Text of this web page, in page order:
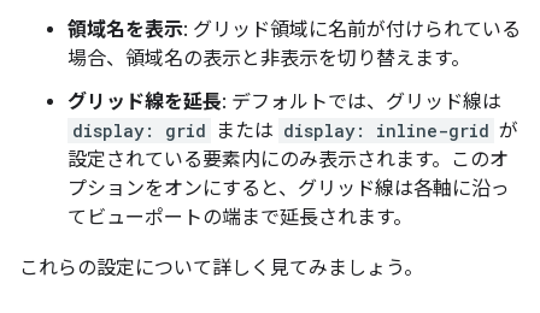
領域名を表示: グリッド領域に名前が付けられている
場合、領域名の表示と非表示を切り替えます。
グリッド線を延長: デフォルトでは、グリッド線は
display: grid または display: inline-grid が
設定されている要素内にのみ表示されます。このオ
プションをオンにすると、グリッド線は各軸に沿っ
てビューポートの端まで延長されます。
これらの設定について詳しく見てみましょう。